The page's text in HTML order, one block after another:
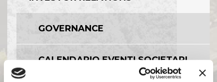
GOVERNANCE
CALENDARIO EVENTI SOCIETARI